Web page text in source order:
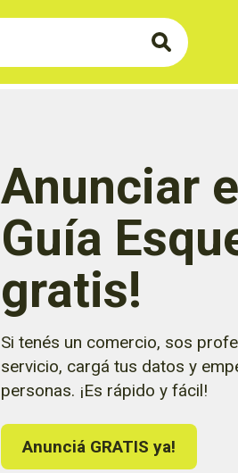
Anunciar
Guía
gratis!
Si tenés un comercio, sos
servicio, cargá tus datos y
personas. ¡Es rápido y fácil!
Anunciá GRATIS ya!